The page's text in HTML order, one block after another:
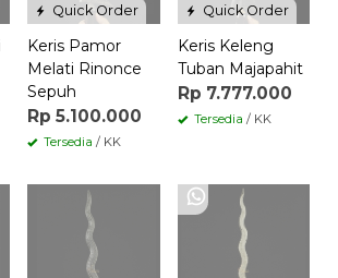
Quick Order
Keris Pamor
Melati Rinonce
Sepuh
Rp 5.100.000
Tersedia / KK
Quick Order
Keris Keleng
Tuban Majapahit
Rp 7.777.000
Tersedia / KK